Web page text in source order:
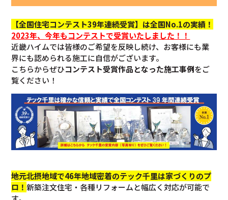
【全国住宅コンテスト39年連続受賞】は全国No.1の実績！
2023年、今年もコンテストで受賞いたしました！！
近畿ハイムでは皆様のご希望を反映し続け、お客様にも業
界にも認められる施工に自信がございます。
こちらからぜひコンテスト受賞作品となった施工事例をご
覧ください！
地元北摂地域で46年地域密着のテック千里は家づくりのプ
ロ！新築注文住宅・各種リフォームと幅広く対応が可能で